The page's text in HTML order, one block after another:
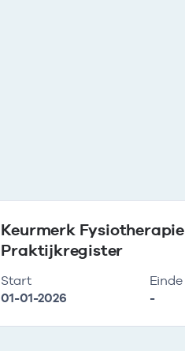
Keurmerk Fysiotherapie
Praktijkregister
Start
01-01-2026
Einde
-